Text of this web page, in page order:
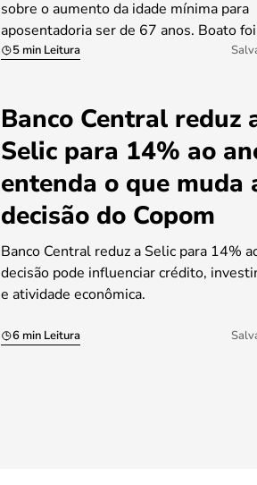
sobre o aumento da idade mínima para
aposentadoria ser de 67 anos. Boato
5 min Leitura
Banco Central reduz
Selic para 14% ao
entenda o que muda
decisão do Copom
Banco Central reduz a Selic para 14%
decisão pode influenciar crédito,
e atividade econômica.
6 min Leitura